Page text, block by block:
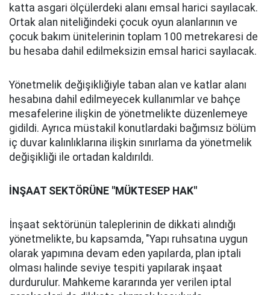
katta asgari ölçülerdeki alanı emsal harici sayılacak.
Ortak alan niteliğindeki çocuk oyun alanlarının ve
çocuk bakım ünitelerinin toplam 100 metrekaresi de
bu hesaba dahil edilmeksizin emsal harici sayılacak.
Yönetmelik değişikliğiyle taban alan ve katlar alanı
hesabına dahil edilmeyecek kullanımlar ve bahçe
mesafelerine ilişkin de yönetmelikte düzenlemeye
gidildi. Ayrıca müstakil konutlardaki bağımsız bölüm
iç duvar kalınlıklarına ilişkin sınırlama da yönetmelik
değişikliği ile ortadan kaldırıldı.
İNŞAAT SEKTÖRÜNE "MÜKTESEP HAK"
İnşaat sektörünün taleplerinin de dikkati alındığı
yönetmelikte, bu kapsamda, "Yapı ruhsatına uygun
olarak yapımına devam eden yapılarda, plan iptali
olması halinde seviye tespiti yapılarak inşaat
durdurulur. Mahkeme kararında yer verilen iptal